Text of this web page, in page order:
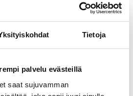
Tietoja
palvelu evästeillä
saat sujuvamman
vähävaraisille
Karinan hyvinvointikeskus
Sydänliitto ry